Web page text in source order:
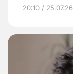
20:10 / 25.07.26